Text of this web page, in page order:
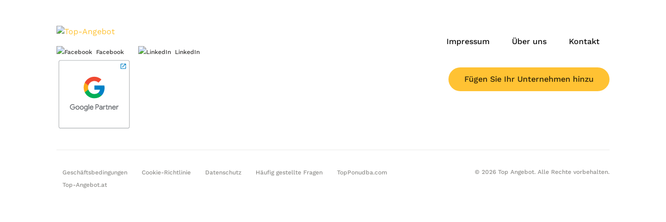
Facebook LinkedIn
Impressum Über uns Kontakt
Fügen Sie Ihr Unternehmen hinzu
Geschäftsbedingungen Cookie-Richtlinie Datenschutz Häufig gestellte Fragen
TopPonudba.com
Top-Angebot.at
© 2026 Top Angebot. Alle Rechte vorbehalten.